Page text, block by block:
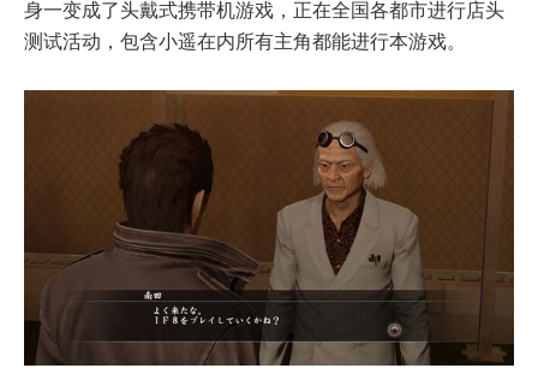
身一变成了头戴式携带机游戏，正在全国各都市进行店头
测试活动，包含小遥在内所有主角都能进行本游戏。